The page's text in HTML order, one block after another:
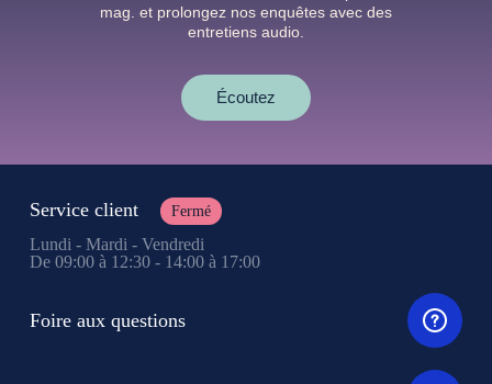
mag. et prolongez nos enquêtes avec des
entretiens audio.
Écoutez
Service client Fermé
Lundi - Mardi - Vendredi
De 09:00 à 12:30 - 14:00 à 17:00
Foire aux questions